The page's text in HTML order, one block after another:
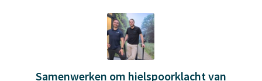
Samenwerken om hielspoorklacht van